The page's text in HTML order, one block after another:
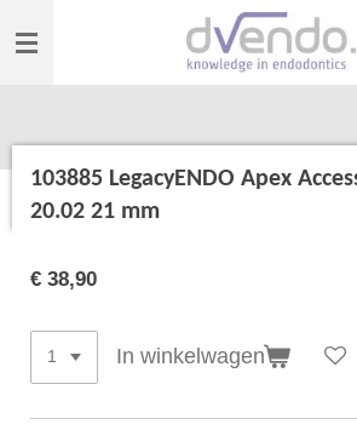
direct
103885 LegacyENDO Apex
20.02 21 mm
€ 38,90
In winkelwagen